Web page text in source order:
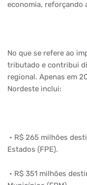
economia, reforçando
No que se refere ao
tributado e contribui
regional. Apenas em
Nordeste inclui:
• R$ 265 milhões
Estados (FPE).
• R$ 351 milhões